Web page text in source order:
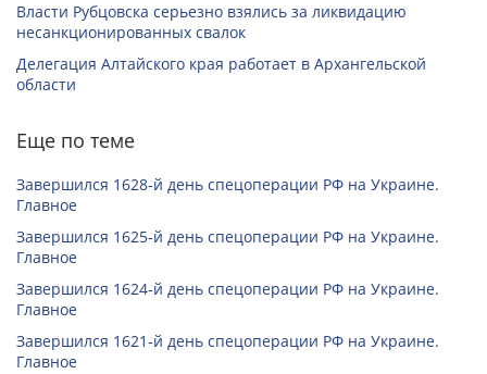
Власти Рубцовска серьезно взялись за ликвидацию
несанкционированных свалок
Делегация Алтайского края работает в Архангельской
области
Еще по теме
Завершился 1628-й день спецоперации РФ на Украине.
Главное
Завершился 1625-й день спецоперации РФ на Украине.
Главное
Завершился 1624-й день спецоперации РФ на Украине.
Главное
Завершился 1621-й день спецоперации РФ на Украине.
Главное